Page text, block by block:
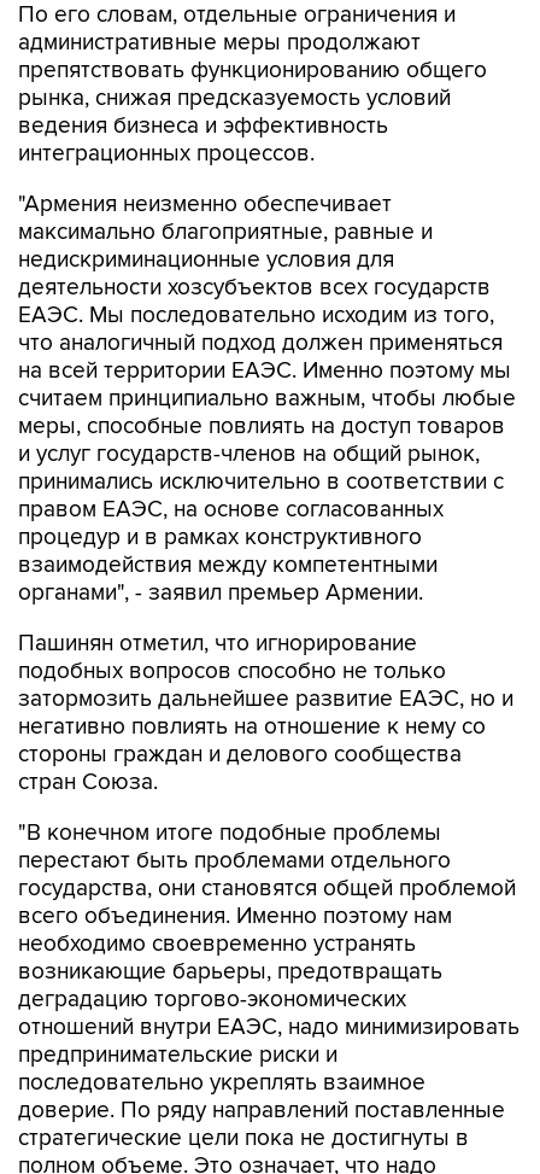
По его словам, отдельные ограничения и
административные меры продолжают
препятствовать функционированию общего
рынка, снижая предсказуемость условий
ведения бизнеса и эффективность
интеграционных процессов.
"Армения неизменно обеспечивает
максимально благоприятные, равные и
недискриминационные условия для
деятельности хозсубъектов всех государств
ЕАЭС. Мы последовательно исходим из того,
что аналогичный подход должен применяться
на всей территории ЕАЭС. Именно поэтому мы
считаем принципиально важным, чтобы любые
меры, способные повлиять на доступ товаров
и услуг государств-членов на общий рынок,
принимались исключительно в соответствии с
правом ЕАЭС, на основе согласованных
процедур и в рамках конструктивного
взаимодействия между компетентными
органами", - заявил премьер Армении.
Пашинян отметил, что игнорирование
подобных вопросов способно не только
затормозить дальнейшее развитие ЕАЭС, но и
негативно повлиять на отношение к нему со
стороны граждан и делового сообщества
стран Союза.
"В конечном итоге подобные проблемы
перестают быть проблемами отдельного
государства, они становятся общей проблемой
всего объединения. Именно поэтому нам
необходимо своевременно устранять
возникающие барьеры, предотвращать
деградацию торгово-экономических
отношений внутри ЕАЭС, надо минимизировать
предпринимательские риски и
последовательно укреплять взаимное
доверие. По ряду направлений поставленные
стратегические цели пока не достигнуты в
полном объеме. Это означает, что надо